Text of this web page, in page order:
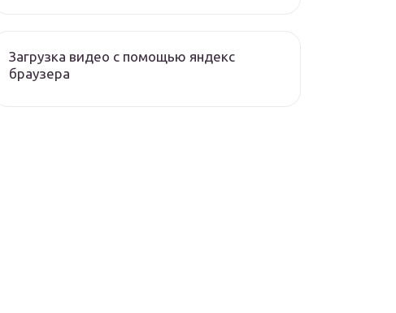
Загрузка видео с помощью яндекс
браузера